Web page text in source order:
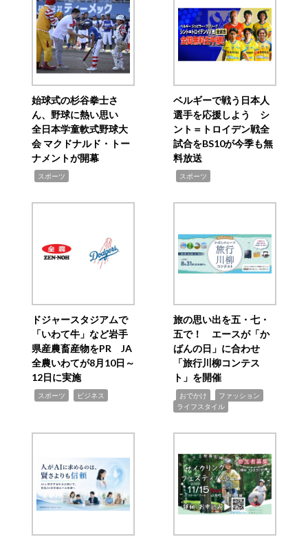
始球式の杉谷拳士さ
ん、野球に熱い思い
全日本学童軟式野球大
会 マクドナルド・トー
ナメントが開幕
スポーツ
ベルギーで戦う日本人
選手を応援しよう シ
ント＝トロイデン戦全
試合をBS10が今季も無
料放送
スポーツ
ドジャースタジアムで
「いわて牛」など岩手
県産農畜産物をPR JA
全農いわてが8月10日～
12日に実施
スポーツ ビジネス
旅の思い出を五・七・
五で！ エースが「か
ばんの日」に合わせ
「旅行川柳コンテス
ト」を開催
おでかけ ファッション
ライフスタイル